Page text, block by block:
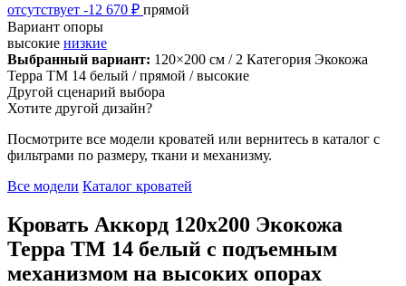
отсутствует -12 670 ₽ прямой
Вариант опоры
высокие низкие
Выбранный вариант: 120×200 см / 2 Категория Экокожа
Терра ТМ 14 белый / прямой / высокие
Другой сценарий выбора
Хотите другой дизайн?
Посмотрите все модели кроватей или вернитесь в каталог с
фильтрами по размеру, ткани и механизму.
Все модели Каталог кроватей
Кровать Аккорд 120х200 Экокожа
Терра ТМ 14 белый с подъемным
механизмом на высоких опорах